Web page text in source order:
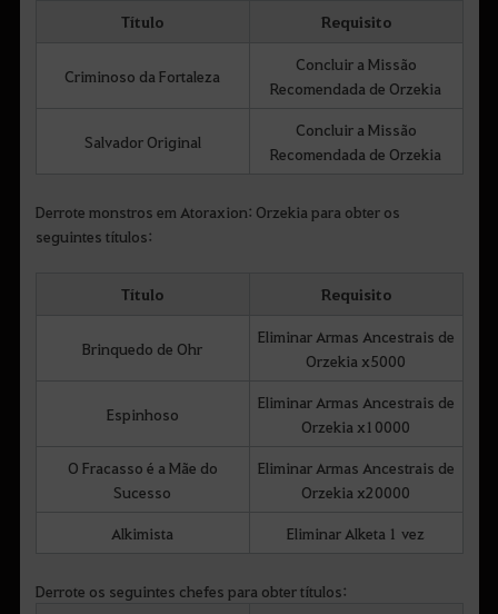
Título Requisito
Criminoso da Fortaleza
Concluir a Missão
Recomendada de Orzekia
Salvador Original
Concluir a Missão
Recomendada de Orzekia
Derrote monstros em Atoraxion: Orzekia para obter os
seguintes títulos:
Título Requisito
Brinquedo de Ohr
Eliminar Armas Ancestrais de
Orzekia x5000
Espinhoso
Eliminar Armas Ancestrais de
Orzekia x10000
O Fracasso é a Mãe do
Sucesso
Eliminar Armas Ancestrais de
Orzekia x20000
Alkimista Eliminar Alketa 1 vez
Derrote os seguintes chefes para obter títulos: